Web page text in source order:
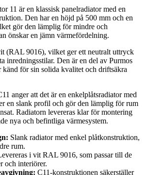
11 är en klassisk panelradiator med en
Den har en höjd på 500 mm och en
gör den lämplig för mindre och
önskar en jämn värmefördelning.
(RAL 9016), vilket ger ett neutralt uttryck
inredningsstilar. Den är en del av Purmos
känd för sin solida kvalitet och driftsäkra
anger att det är en enkelplåtsradiator med
en slank profil och gör den lämplig för rum
Radiatorn levereras klar för montering
nya och befintliga värmesystem.
Slank radiator med enkel plåtkonstruktion,
rum.
i vit RAL 9016, som passar till de
och interiörer.
C11-konstruktionen säkerställer